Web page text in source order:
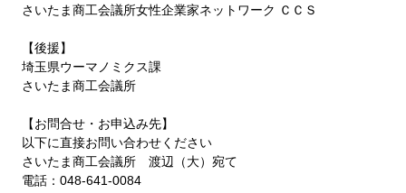
さいたま商工会議所女性企業家ネットワーク ＣＣＳ
【後援】
埼玉県ウーマノミクス課
さいたま商工会議所
【お問合せ・お申込み先】
以下に直接お問い合わせください
さいたま商工会議所　渡辺（大）宛て
電話：048-641-0084